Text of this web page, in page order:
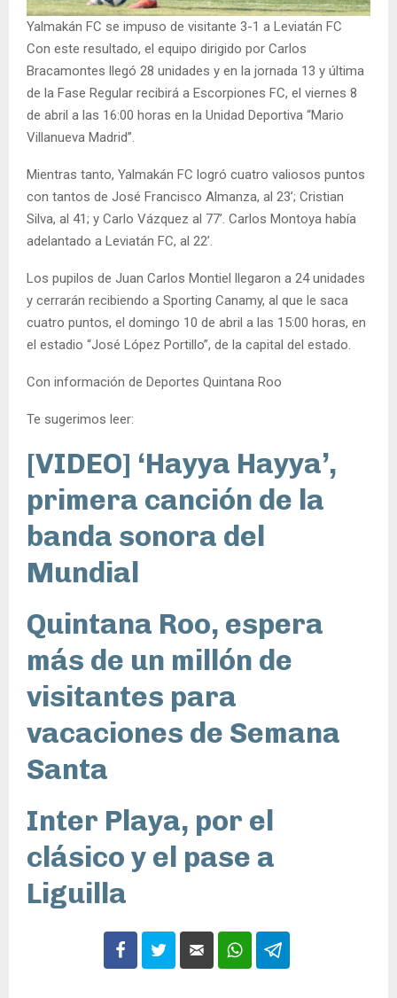
Yalmakán FC se impuso de visitante 3-1 a Leviatán FC
Con este resultado, el equipo dirigido por Carlos
Bracamontes llegó 28 unidades y en la jornada 13 y última
de la Fase Regular recibirá a Escorpiones FC, el viernes 8
de abril a las 16:00 horas en la Unidad Deportiva “Mario
Villanueva Madrid”.
Mientras tanto, Yalmakán FC logró cuatro valiosos puntos
con tantos de José Francisco Almanza, al 23’; Cristian
Silva, al 41; y Carlo Vázquez al 77’. Carlos Montoya había
adelantado a Leviatán FC, al 22’.
Los pupilos de Juan Carlos Montiel llegaron a 24 unidades
y cerrarán recibiendo a Sporting Canamy, al que le saca
cuatro puntos, el domingo 10 de abril a las 15:00 horas, en
el estadio “José López Portillo”, de la capital del estado.
Con información de Deportes Quintana Roo
Te sugerimos leer:
[VIDEO] ‘Hayya Hayya’,
primera canción de la
banda sonora del
Mundial
Quintana Roo, espera
más de un millón de
visitantes para
vacaciones de Semana
Santa
Inter Playa, por el
clásico y el pase a
Liguilla